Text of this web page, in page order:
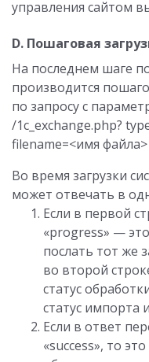
управления сайтом
D. Пошаговая
На последнем шаге
производится
по запросу с
/1c_exchange.php?
filename=<имя файла>
Во время загрузки
может отвечать в
Если в первой
«progress» —
послать тот же
во второй
статус
статус импорта
Если в ответ
«success», то